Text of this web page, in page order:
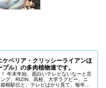
ケベリア・クリッシーライアンほ
ル）の多肉植物達です。
年末年始、面白いテレビないなーと言
グ、RIZIN、高校、大学ラグビー、ニ
根駅伝と、テレビばかり見て、毎年正